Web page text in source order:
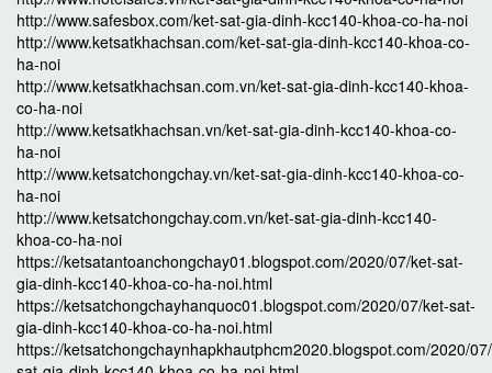
http://www.safesbox.com/ket-sat-gia-dinh-kcc140-khoa-co-ha-noi
http://www.ketsatkhachsan.com/ket-sat-gia-dinh-kcc140-khoa-co-
ha-noi
http://www.ketsatkhachsan.com.vn/ket-sat-gia-dinh-kcc140-khoa-
co-ha-noi
http://www.ketsatkhachsan.vn/ket-sat-gia-dinh-kcc140-khoa-co-
ha-noi
http://www.ketsatchongchay.vn/ket-sat-gia-dinh-kcc140-khoa-co-
ha-noi
http://www.ketsatchongchay.com.vn/ket-sat-gia-dinh-kcc140-
khoa-co-ha-noi
https://ketsatantoanchongchay01.blogspot.com/2020/07/ket-sat-
gia-dinh-kcc140-khoa-co-ha-noi.html
https://ketsatchongchayhanquoc01.blogspot.com/2020/07/ket-sat-
gia-dinh-kcc140-khoa-co-ha-noi.html
https://ketsatchongchaynhapkhautphcm2020.blogspot.com/2020/